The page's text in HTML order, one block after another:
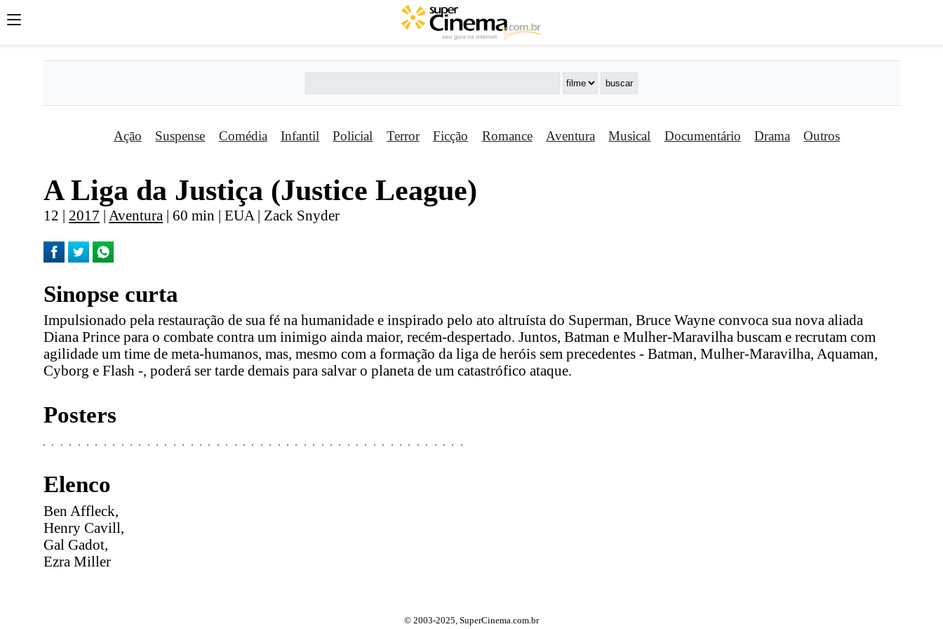
Ação Suspense Comédia Infantil Policial Terror Ficção Romance Aventura Musical Documentário Drama Outros
A Liga da Justiça (Justice League)
12 | 2017 | Aventura | 60 min | EUA | Zack Snyder
Sinopse curta
Impulsionado pela restauração de sua fé na humanidade e inspirado pelo ato altruísta do Superman, Bruce Wayne convoca sua nova aliada
Diana Prince para o combate contra um inimigo ainda maior, recém-despertado. Juntos, Batman e Mulher-Maravilha buscam e recrutam com
agilidade um time de meta-humanos, mas, mesmo com a formação da liga de heróis sem precedentes - Batman, Mulher-Maravilha, Aquaman,
Cyborg e Flash -, poderá ser tarde demais para salvar o planeta de um catastrófico ataque.
Posters
Elenco
Ben Affleck,
Henry Cavill,
Gal Gadot,
Ezra Miller
© 2003-2025, SuperCinema.com.br